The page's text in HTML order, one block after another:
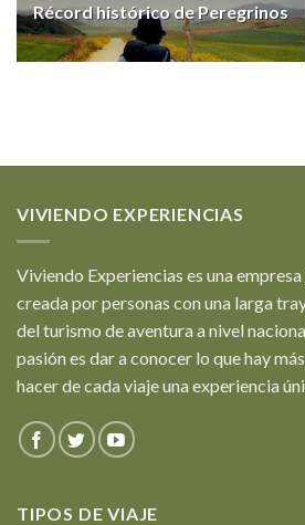
Récord histórico de Peregrinos
VIVIENDO EXPERIENCIAS
Viviendo Experiencias es una
creada por personas con una larga
del turismo de aventura a nivel
pasión es dar a conocer lo que hay
hacer de cada viaje una experiencia
TIPOS DE VIAJE